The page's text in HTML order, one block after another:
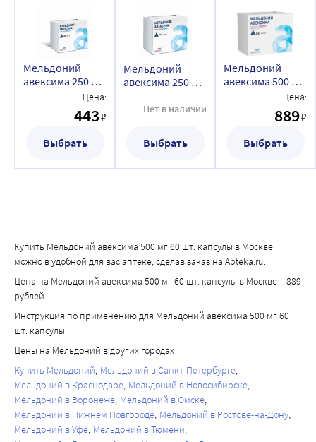
Мельдоний
авексима 250 мг
40 шт. блистерЦена:
443₽
Выбрать
Мельдоний
авексима 250 мг
Нет в наличии
Выбрать
Мельдоний
авексима 500 мг
60 шт. капсулы
Цена:
889₽
Выбрать
Купить Мельдоний авексима 500 мг 60 шт. капсулы в Москве
можно в удобной для вас аптеке, сделав заказ на Apteka.ru.
Цена на Мельдоний авексима 500 мг 60 шт. капсулы в Москве – 889
рублей.
Инструкция по применению для Мельдоний авексима 500 мг 60
шт. капсулы
Цены на Мельдоний в других городах
Купить Мельдоний Мельдоний в Санкт-Петербурге
Мельдоний в Краснодаре Мельдоний в Новосибирске
Мельдоний в Воронеже Мельдоний в Омске
Мельдоний в Нижнем Новгороде Мельдоний в Ростове-на-Дону
Мельдоний в Уфе Мельдоний в Тюмени